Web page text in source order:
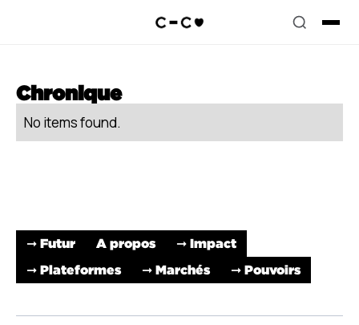
Chronique
No items found.
➞ Futur A propos
➞ Impact
➞ Plateformes
➞ Marchés ➞ Pouvoirs